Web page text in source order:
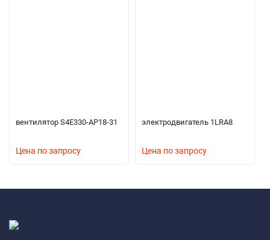
вентилятор S4E330-AP18-31
Цена по запросу
электродвигатель 1LRA8
Цена по запросу